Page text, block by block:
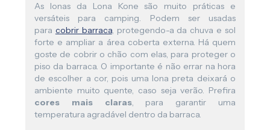
As lonas da Lona Kone são muito práticas e
versáteis para camping. Podem ser usadas
para cobrir barraca, protegendo-a da chuva e sol
forte e ampliar a área coberta externa. Há quem
goste de cobrir o chão com elas, para proteger o
piso da barraca. O importante é não errar na hora
de escolher a cor, pois uma lona preta deixará o
ambiente muito quente, caso seja verão. Prefira
cores mais claras, para garantir uma
temperatura agradável dentro da barraca.